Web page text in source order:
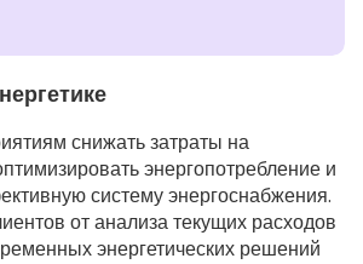
снижать затраты на
энергопотребление и
систему энергоснабжения.
от анализа текущих расходов
энергетических решений